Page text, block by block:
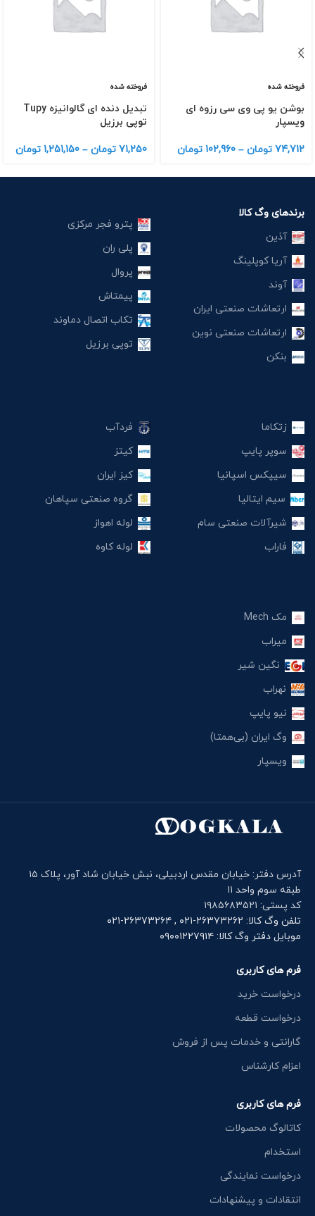
فروخته شده
بوشن یو پی وی سی رزوه ای
ویسپار
74,712 تومان –
102,960 تومان
فروخته شده
تبدیل دنده ای گالوانیزه Tupy
توپی برزیل
71,250 تومان –
1,251,150 تومان
برندهای وگ کالا
آذین
آریا کوپلینگ
آوند
ارتعاشات صنعتی ایران
ارتعاشات صنعتی نوین
بنکن
پترو فجر مرکزی
پلی ران
پروال
پیمتاش
تکاب اتصال دماوند
توپی برزیل
زتکاما
سوپر پایپ
سیپکس اسپانیا
سیم ایتالیا
شیرآلات صنعتی سام
فاراب
فردآب
کیتز
کیز ایران
گروه صنعتی سپاهان
لوله اهواز
لوله کاوه
مک Mech
میراب
نگین شیر
نهراب
نیو پایپ
وگ ایران (بی‌همتا)
ویسپار
آدرس دفتر: خیابان مقدس اردبیلی، نبش خیابان شاد آور، پلاک ۱۵
طبقه سوم واحد ۱۱
کد پستی: ۱۹۸۵۶۸۳۵۲۱
تلفن وگ کالا: ۲۶۳۷۳۲۶۲-۰۲۱ , ۲۶۳۷۳۲۶۴-۰۲۱
موبایل دفتر وگ کالا: ۰۹۰۰۱۲۲۷۹۱۴
فرم های کاربری
درخواست خرید
درخواست قطعه
گارانتی و خدمات پس از فروش
اعزام کارشناس
فرم های کاربری
کاتالوگ محصولات
استخدام
درخواست نمایندگی
انتقادات و پیشنهادات